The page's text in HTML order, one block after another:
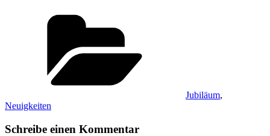
Jubiläum,
Neuigkeiten
Schreibe einen Kommentar